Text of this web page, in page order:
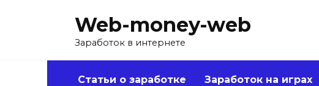
Web-money-web
Заработок в интернете
Статьи о заработке Заработок на играх